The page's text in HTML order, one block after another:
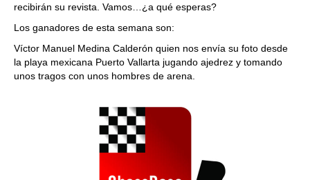
recibirán su revista. Vamos…¿a qué esperas?
Los ganadores de esta semana son:
Víctor Manuel Medina Calderón quien nos envía su foto desde
la playa mexicana Puerto Vallarta jugando ajedrez y tomando
unos tragos con unos hombres de arena.